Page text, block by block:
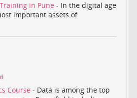
in Pune - In the digital age
important assets of
Course - Data is among the top